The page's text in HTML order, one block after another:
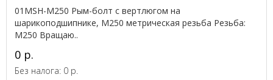
01MSH-M250 Рым-болт с вертлюгом на
шарикоподшипнике, M250 метрическая резьба Резьба:
M250 Вращаю..
0 р.
Без налога: 0 р.